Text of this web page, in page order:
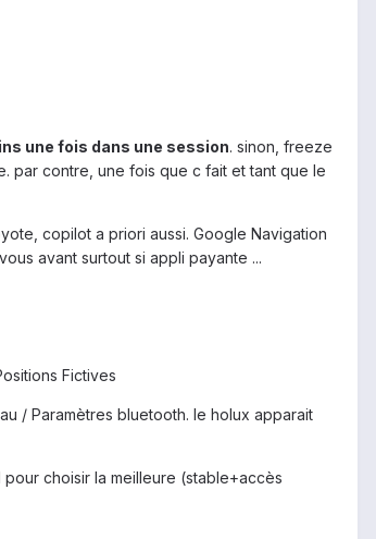
une fois dans une session. sinon, freeze
par contre, une fois que c fait et tant que le
copilot a priori aussi. Google Navigation
avant surtout si appli payante ...
Fictives
/ Paramètres bluetooth. le holux apparait
choisir la meilleure (stable+accès